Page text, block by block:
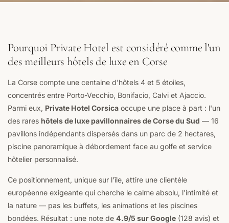
Pourquoi Private Hotel est considéré comme l'un
des meilleurs hôtels de luxe en Corse
La Corse compte une centaine d'hôtels 4 et 5 étoiles,
concentrés entre Porto-Vecchio, Bonifacio, Calvi et Ajaccio.
Parmi eux, Private Hotel Corsica occupe une place à part : l'un
des rares hôtels de luxe pavillonnaires de Corse du Sud — 16
pavillons indépendants dispersés dans un parc de 2 hectares,
piscine panoramique à débordement face au golfe et service
hôtelier personnalisé.
Ce positionnement, unique sur l'île, attire une clientèle
européenne exigeante qui cherche le calme absolu, l'intimité et
la nature — pas les buffets, les animations et les piscines
bondées. Résultat : une note de 4.9/5 sur Google (128 avis) et